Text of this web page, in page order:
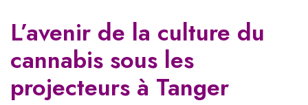
L’avenir de la culture du
cannabis sous les
projecteurs à Tanger